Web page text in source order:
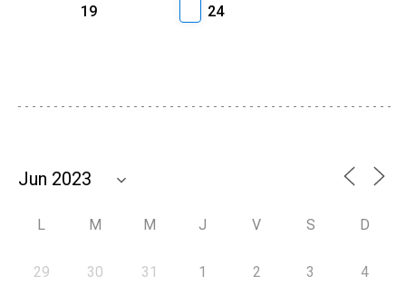
19
24
L M M J V S D
29 30 31 1 2 3 4